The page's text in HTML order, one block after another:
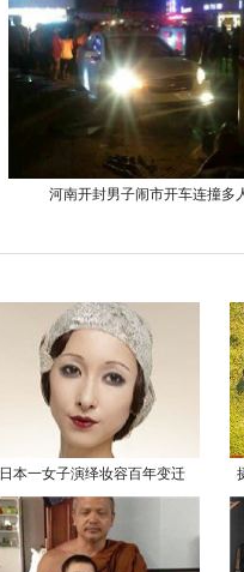
河南开封男子闹市开车连撞多
日本一女子演绎妆容百年变迁